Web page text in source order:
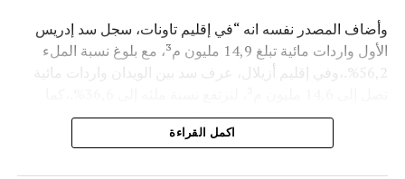
وأضاف المصدر نفسه انه “في إقليم تاونات، سجل سد إدريس
الأول واردات مائية تبلغ 14,9 مليون م³، مع بلوغ نسبة الملء
56,2%.،وفي إقليم أزيلال، عرف سد بين الويدان واردات مائية
اكمل القراءة